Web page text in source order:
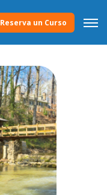
Reserva un Curso